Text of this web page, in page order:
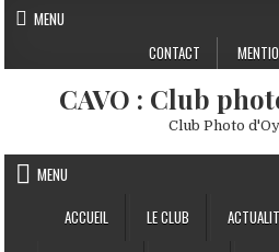
Skip to content
MENU
CONTACT
CAVO : Club
Club Photo
MENU
ACCUEIL
LE CLUB